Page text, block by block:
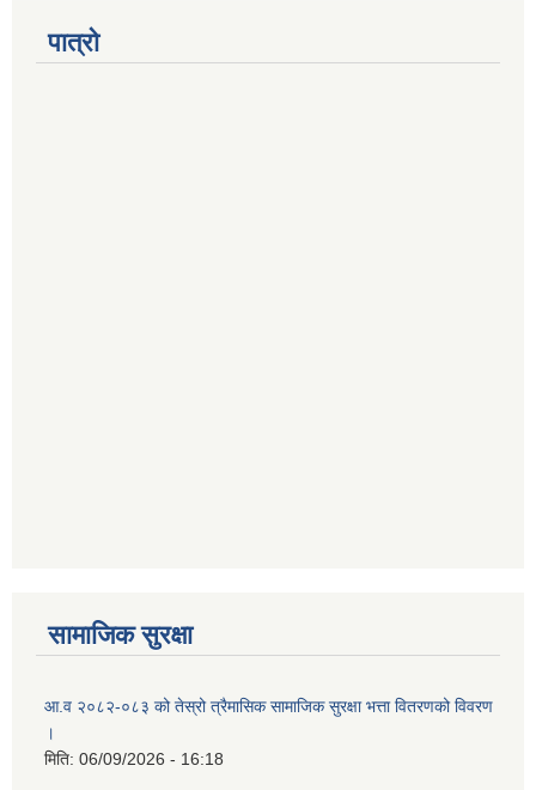
पात्रो
सामाजिक सुरक्षा
आ.व २०८२-०८३ को तेस्रो त्रैमासिक सामाजिक सुरक्षा भत्ता वितरणको विवरण
।
मिति: 06/09/2026 - 16:18